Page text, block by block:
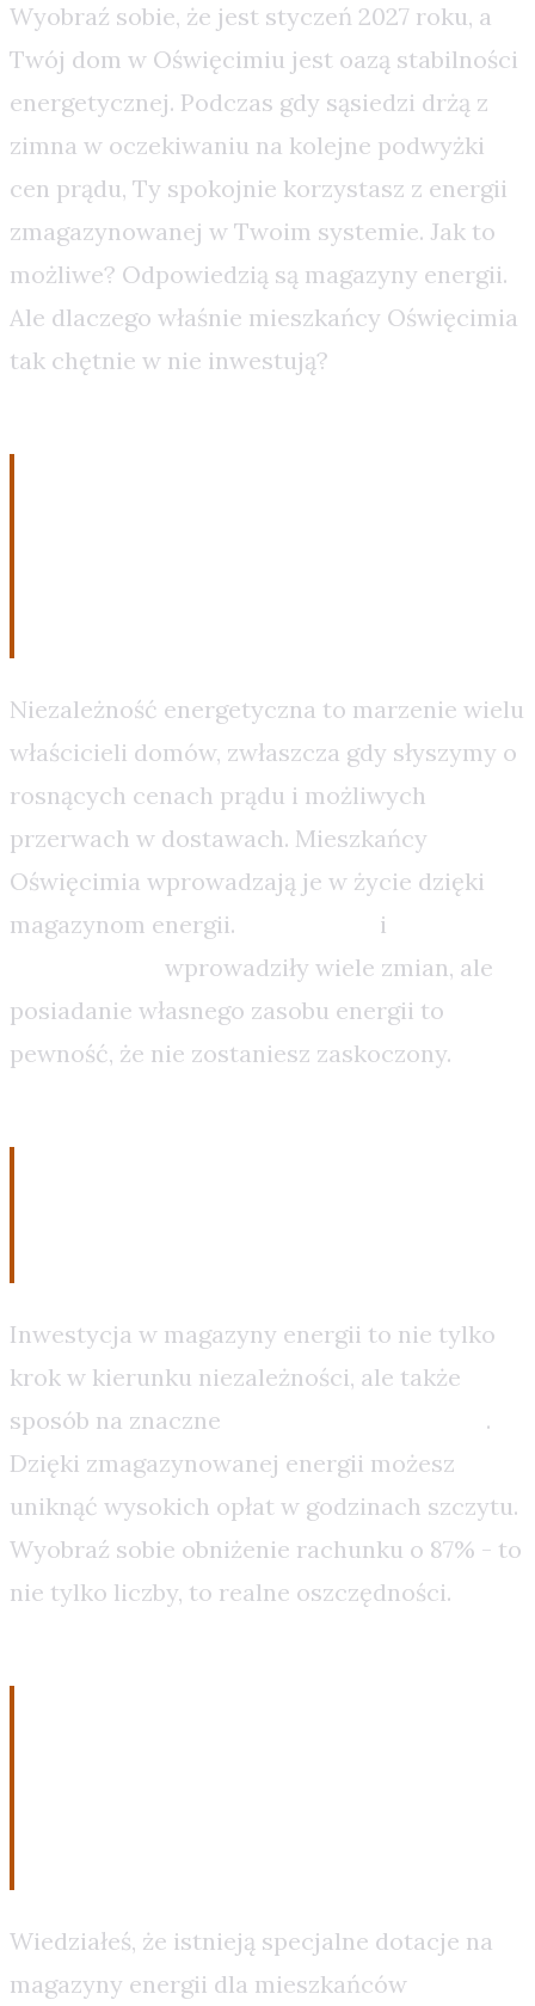
Wyobraź sobie, że jest styczeń 2027 roku, a
Twój dom w Oświęcimiu jest oazą stabilności
energetycznej. Podczas gdy sąsiedzi drżą z
zimna w oczekiwaniu na kolejne podwyżki
cen prądu, Ty spokojnie korzystasz z energii
zmagazynowanej w Twoim systemie. Jak to
możliwe? Odpowiedzią są magazyny energii.
Ale dlaczego właśnie mieszkańcy Oświęcimia
tak chętnie w nie inwestują?
Niezależność energetyczna to marzenie wielu
właścicieli domów, zwłaszcza gdy słyszymy o
rosnących cenach prądu i możliwych
przerwach w dostawach. Mieszkańcy
Oświęcimia wprowadzają je w życie dzięki
magazynom energii.
i
wprowadziły wiele zmian, ale
posiadanie własnego zasobu energii to
pewność, że nie zostaniesz zaskoczony.
Inwestycja w magazyny energii to nie tylko
krok w kierunku niezależności, ale także
sposób na znaczne
.
Dzięki zmagazynowanej energii możesz
uniknąć wysokich opłat w godzinach szczytu.
Wyobraź sobie obniżenie rachunku o 87% - to
nie tylko liczby, to realne oszczędności.
Wiedziałeś, że istnieją specjalne dotacje na
magazyny energii dla mieszkańców